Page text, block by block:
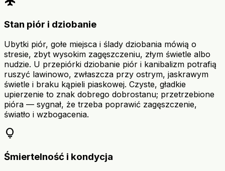
Stan piór i dziobanie
Ubytki piór, gołe miejsca i ślady dziobania mówią o
stresie, zbyt wysokim zagęszczeniu, złym świetle albo
nudzie. U przepiórki dziobanie piór i kanibalizm potrafią
ruszyć lawinowo, zwłaszcza przy ostrym, jaskrawym
świetle i braku kąpieli piaskowej. Czyste, gładkie
upierzenie to znak dobrego dobrostanu; przetrzebione
pióra — sygnał, że trzeba poprawić zagęszczenie,
światło i wzbogacenia.
lightbulb
Śmiertelność i kondycja